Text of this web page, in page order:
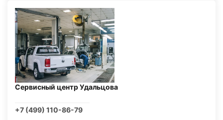
Сервисный центр Удальцова
+7 (499) 110-86-79